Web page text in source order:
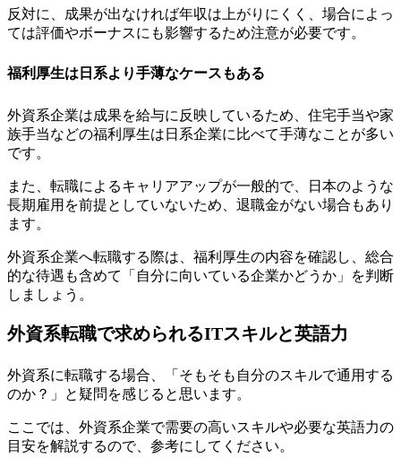
反対に、成果が出なければ年収は上がりにくく、場合によっ
ては評価やボーナスにも影響するため注意が必要です。
福利厚生は日系より手薄なケースもある
外資系企業は成果を給与に反映しているため、住宅手当や家
族手当などの福利厚生は日系企業に比べて手薄なことが多い
です。
また、転職によるキャリアアップが一般的で、
日本のような
長期雇用を前提としていないため、退職金がない場合もあり
ます。
外資系企業へ転職する際は、福利厚生の内容を確認し、総合
的な待遇も含めて「自分に向いている企業かどうか」を判断
しましょう。
外資系転職で求められるITスキルと英語力
外資系に転職する場合、「そもそも自分のスキルで通用する
のか？」と疑問を感じると思います。
ここでは、外資系企業で需要の高いスキルや必要な英語力の
目安を解説するので、参考にしてください。